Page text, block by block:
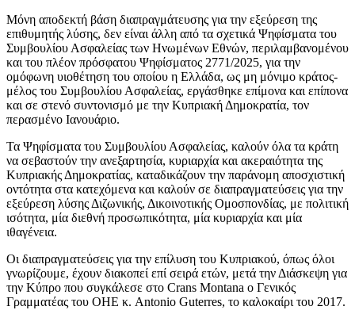
Μόνη αποδεκτή βάση διαπραγμάτευσης για την εξεύρεση της
επιθυμητής λύσης, δεν είναι άλλη από τα σχετικά Ψηφίσματα του
Συμβουλίου Ασφαλείας των Ηνωμένων Εθνών, περιλαμβανομένου
και του πλέον πρόσφατου Ψηφίσματος 2771/2025, για την
ομόφωνη υιοθέτηση του οποίου η Ελλάδα, ως μη μόνιμο κράτος-
μέλος του Συμβουλίου Ασφαλείας, εργάσθηκε επίμονα και επίπονα
και σε στενό συντονισμό με την Κυπριακή Δημοκρατία, τον
περασμένο Ιανουάριο.
Τα Ψηφίσματα του Συμβουλίου Ασφαλείας, καλούν όλα τα κράτη
να σεβαστούν την ανεξαρτησία, κυριαρχία και ακεραιότητα της
Κυπριακής Δημοκρατίας, καταδικάζουν την παράνομη αποσχιστική
οντότητα στα κατεχόμενα και καλούν σε διαπραγματεύσεις για την
εξεύρεση λύσης Διζωνικής, Δικοινοτικής Ομοσπονδίας, με πολιτική
ισότητα, μία διεθνή προσωπικότητα, μία κυριαρχία και μία
ιθαγένεια.
Οι διαπραγματεύσεις για την επίλυση του Κυπριακού, όπως όλοι
γνωρίζουμε, έχουν διακοπεί επί σειρά ετών, μετά την Διάσκεψη για
την Κύπρο που συγκάλεσε στο Crans Montana ο Γενικός
Γραμματέας του ΟΗΕ κ. Antonio Guterres, το καλοκαίρι του 2017.